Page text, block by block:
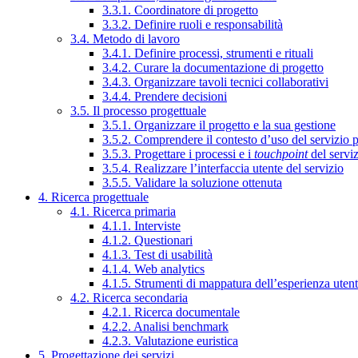
3.3.1. Coordinatore di progetto
3.3.2. Definire ruoli e responsabilità
3.4. Metodo di lavoro
3.4.1. Definire processi, strumenti e rituali
3.4.2. Curare la documentazione di progetto
3.4.3. Organizzare tavoli tecnici collaborativi
3.4.4. Prendere decisioni
3.5. Il processo progettuale
3.5.1. Organizzare il progetto e la sua gestione
3.5.2. Comprendere il contesto d’uso del servizio
3.5.3. Progettare i processi e i touchpointdel
3.5.4. Realizzare l’interfaccia utente del servizio
3.5.5. Validare la soluzione ottenuta
4. Ricerca progettuale
4.1. Ricerca primaria
4.1.1. Interviste
4.1.2. Questionari
4.1.3. Test di usabilità
4.1.4. Web analytics
4.1.5. Strumenti di mappatura dell’esperienza
4.2. Ricerca secondaria
4.2.1. Ricerca documentale
4.2.2. Analisi benchmark
4.2.3. Valutazione euristica
5. Progettazione dei servizi